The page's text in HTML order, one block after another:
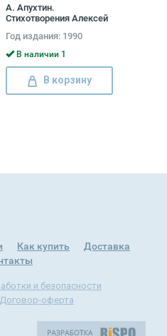
А. Апухтин.
Стихотворения Алексей
Год издания: 1990
В наличии 1
В корзину
Как купить
Доставка
и безопасности
Договор-оферта